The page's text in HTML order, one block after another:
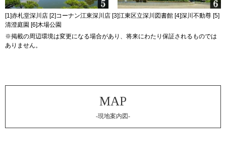
[1]赤札堂深川店 [2]コーナン江東深川店 [3]江東区立深川図書館 [4]深川不動尊 [5]
清澄庭園 [6]木場公園
※掲載の周辺環境は変更になる場合があり、将来にわたり保証されるものでは
ありません。
-現地案内図-